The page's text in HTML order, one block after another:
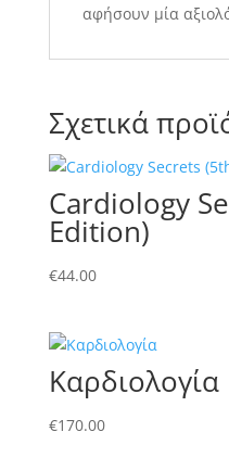
αφήσουν μία
Σχετικά
Cardiology
Edition)
€44.00
Καρδιολογία
€170.00